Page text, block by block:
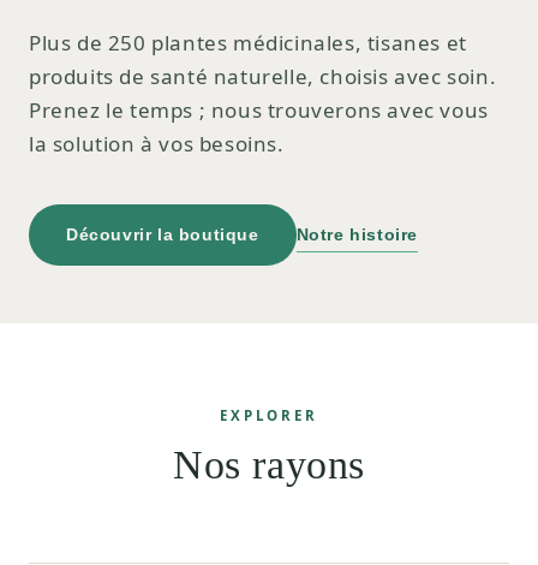
Plus de 250 plantes médicinales, tisanes et
produits de santé naturelle, choisis avec soin.
Prenez le temps ; nous trouverons avec vous
la solution à vos besoins.
Découvrir la boutique Notre histoire
EXPLORER
Nos rayons